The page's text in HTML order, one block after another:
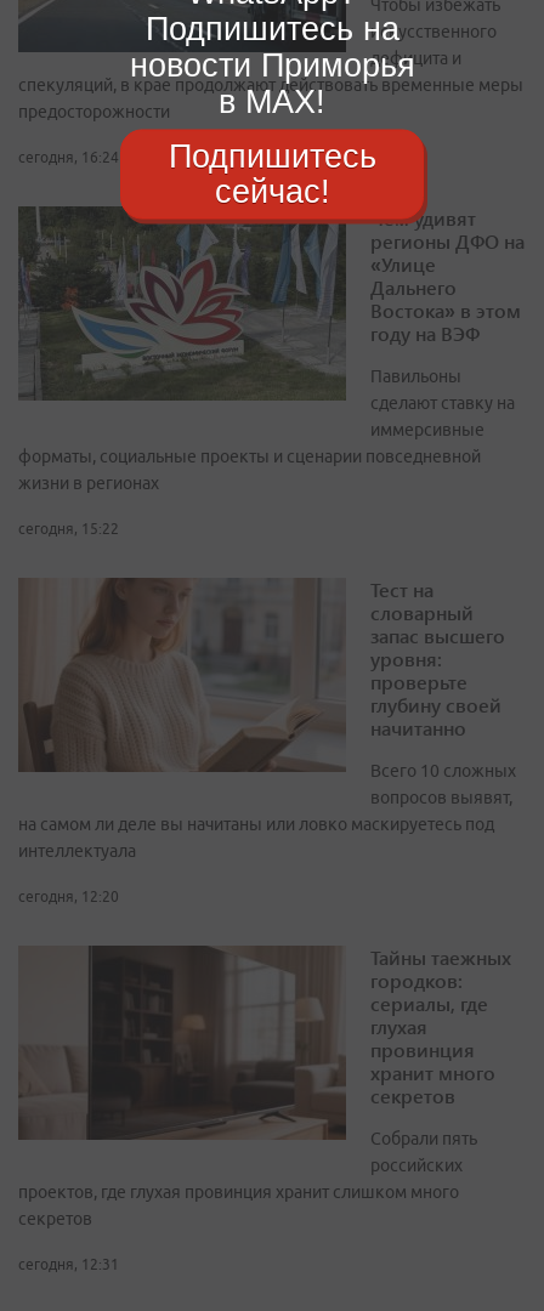
Чтобы избежать
искусственного
дефицита и
спекуляций, в крае продолжают действовать временные меры
предосторожности
сегодня, 16:24
Чем удивят
регионы ДФО на
«Улице
Дальнего
Востока» в этом
году на ВЭФ
Павильоны
сделают ставку на
иммерсивные
форматы, социальные проекты и сценарии повседневной
жизни в регионах
сегодня, 15:22
Тест на
словарный
запас высшего
уровня:
проверьте
глубину своей
начитанно
Всего 10 сложных
вопросов выявят,
на самом ли деле вы начитаны или ловко маскируетесь под
интеллектуала
сегодня, 12:20
Тайны таежных
городков:
сериалы, где
глухая
провинция
хранит много
секретов
Собрали пять
российских
проектов, где глухая провинция хранит слишком много
секретов
сегодня, 12:31
Подпишитесь на
новости Приморья
в MAX!
Подпишитесь
сейчас!